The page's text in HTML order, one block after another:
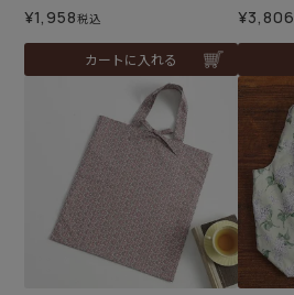
¥1,958税込
カートに入れる
¥3,806